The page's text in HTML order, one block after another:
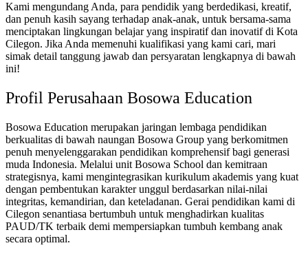
Kami mengundang Anda, para pendidik yang berdedikasi, kreatif,
dan penuh kasih sayang terhadap anak-anak, untuk bersama-sama
menciptakan lingkungan belajar yang inspiratif dan inovatif di Kota
Cilegon. Jika Anda memenuhi kualifikasi yang kami cari, mari
simak detail tanggung jawab dan persyaratan lengkapnya di bawah
ini!
Profil Perusahaan Bosowa Education
Bosowa Education merupakan jaringan lembaga pendidikan
berkualitas di bawah naungan Bosowa Group yang berkomitmen
penuh menyelenggarakan pendidikan komprehensif bagi generasi
muda Indonesia. Melalui unit Bosowa School dan kemitraan
strategisnya, kami mengintegrasikan kurikulum akademis yang kuat
dengan pembentukan karakter unggul berdasarkan nilai-nilai
integritas, kemandirian, dan keteladanan. Gerai pendidikan kami di
Cilegon senantiasa bertumbuh untuk menghadirkan kualitas
PAUD/TK terbaik demi mempersiapkan tumbuh kembang anak
secara optimal.